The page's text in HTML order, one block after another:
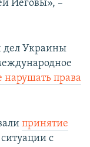
Иеговы», –
дел Украины
нарушать права
принятие
с